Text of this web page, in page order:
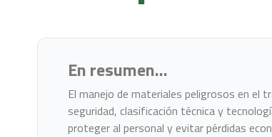
En resumen...
El manejo de materiales peligrosos en el
seguridad, clasificación técnica y
proteger al personal y evitar pérdidas